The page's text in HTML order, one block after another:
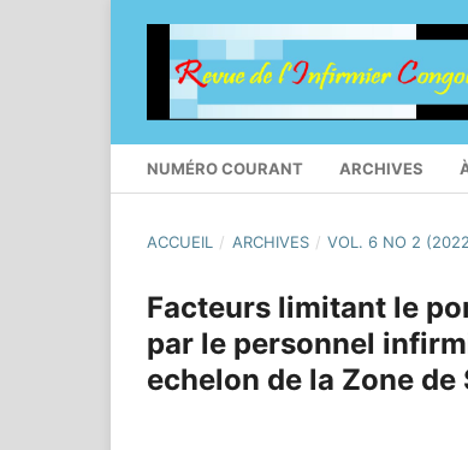
NUMÉRO COURANT ARCHIVES
ACCUEIL / ARCHIVES / VOL. 6 NO 2
Facteurs limitant le
par le personnel
echelon de la Zone de